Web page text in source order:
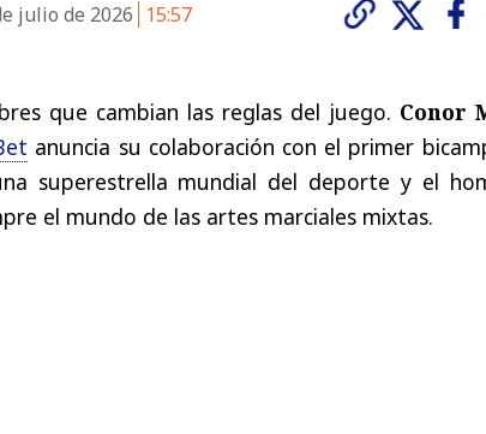
julio de 2026 15:57
que cambian las reglas del juego. Conor
anuncia su colaboración con el primer
superestrella mundial del deporte y el
el mundo de las artes marciales mixtas.